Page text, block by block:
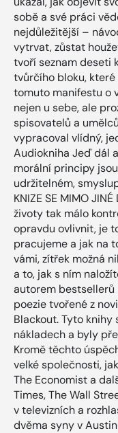
sobě a své práci
nejdůležitější –
vytrvat, zůstat
tvoří seznam deseti
tvůrčího bloku,
tomuto manifestu o
nejen u sebe, ale
spisovatelů a
vypracoval vlídný,
Audiokniha Jeď dál
morální principy
udržitelném,
KNIZE SE MIMO
životy tak málo
opravdu ovlivnit, je
pracujeme a jak na
vámi, zítřek možná
a to, jak s ním
autorem bestsellerů
poezie tvořené z
Blackout. Tyto
nákladech a byly
Kromě těchto
velké společnosti,
The Economist a
Times, The Wall
v televizních a
dvěma syny v